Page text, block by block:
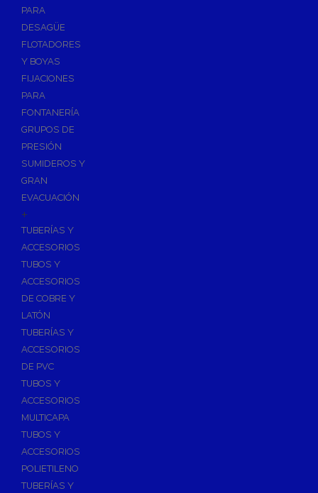
PARA
DESAGÜE
FLOTADORES
Y BOYAS
FIJACIONES
PARA
FONTANERÍA
GRUPOS DE
PRESIÓN
SUMIDEROS Y
GRAN
EVACUACIÓN
+
TUBERÍAS Y
ACCESORIOS
TUBOS Y
ACCESORIOS
DE COBRE Y
LATÓN
TUBERÍAS Y
ACCESORIOS
DE PVC
TUBOS Y
ACCESORIOS
MULTICAPA
TUBOS Y
ACCESORIOS
POLIETILENO
TUBERÍAS Y